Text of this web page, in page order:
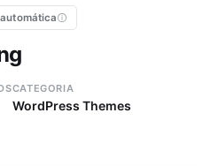
CATEGORIA
WordPress Themes